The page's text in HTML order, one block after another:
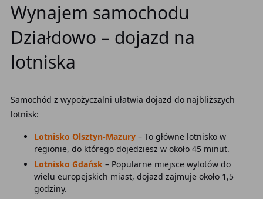
Wynajem samochodu
Działdowo – dojazd na
lotniska
Samochód z wypożyczalni ułatwia dojazd do najbliższych
lotnisk:
Lotnisko Olsztyn-Mazury– To główne lotnisko w
regionie, do którego dojedziesz w około 45 minut.
Lotnisko Gdańsk– Popularne miejsce wylotów do
wielu europejskich miast, dojazd zajmuje około 1,5
godziny.